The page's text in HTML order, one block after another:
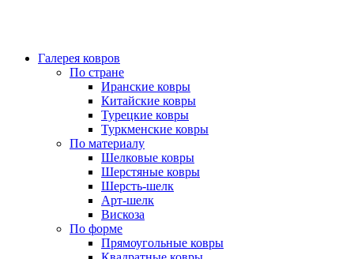
Галерея ковров
По стране
Иранские ковры
Китайские ковры
Турецкие ковры
Туркменские ковры
По материалу
Шелковые ковры
Шерстяные ковры
Шерсть-шелк
Арт-шелк
Вискоза
По форме
Прямоугольные ковры